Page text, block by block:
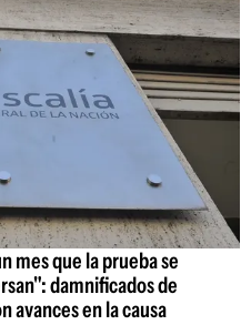
mes que la prueba se
damnificados de
avances en la causa